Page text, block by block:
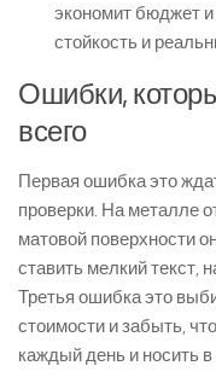
экономит бюджет
стойкость и
Ошибки,
всего
Первая ошибка это
проверки. На металле
матовой поверхности
ставить мелкий текст,
Третья ошибка это
стоимости и забыть,
каждый день и носить в